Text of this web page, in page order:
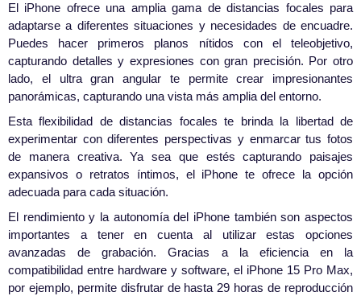
El iPhone ofrece una amplia gama de distancias focales para
adaptarse a diferentes situaciones y necesidades de encuadre.
Puedes hacer primeros planos nítidos con el teleobjetivo,
capturando detalles y expresiones con gran precisión. Por otro
lado, el ultra gran angular te permite crear impresionantes
panorámicas, capturando una vista más amplia del entorno.
Esta flexibilidad de distancias focales te brinda la libertad de
experimentar con diferentes perspectivas y enmarcar tus fotos
de manera creativa. Ya sea que estés capturando paisajes
expansivos o retratos íntimos, el iPhone te ofrece la opción
adecuada para cada situación.
El rendimiento y la autonomía del iPhone también son aspectos
importantes a tener en cuenta al utilizar estas opciones
avanzadas de grabación. Gracias a la eficiencia en la
compatibilidad entre hardware y software, el iPhone 15 Pro Max,
por ejemplo, permite disfrutar de hasta 29 horas de reproducción